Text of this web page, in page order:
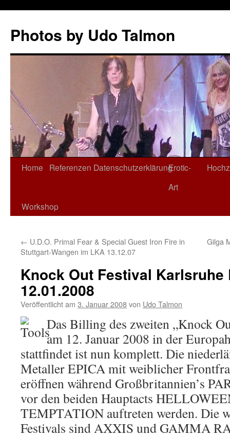
springen
Photos by Udo Talmon
Home Referenzen DatenschutzerklärungErotic-
Art
Workshop
← U.D.O. Primal Fear & Special Guest Iron Fire in
Stuttgart-Wangen im LKA 13.12.07
Gilga
Knock Out Festival Karlsruhe
12.01.2008
Veröffentlicht am 3. Januar 2008von Udo Talmon
Das Billing des zweiten „Knock
am 12. Januar 2008 in der
stattfindet ist nun komplett. Die
Metaller EPICA mit weiblicher
eröffnen während Großbritannien’s
vor den beiden Hauptacts
TEMPTATION auftreten werden. Die
Festivals sind AXXIS und GAMMA